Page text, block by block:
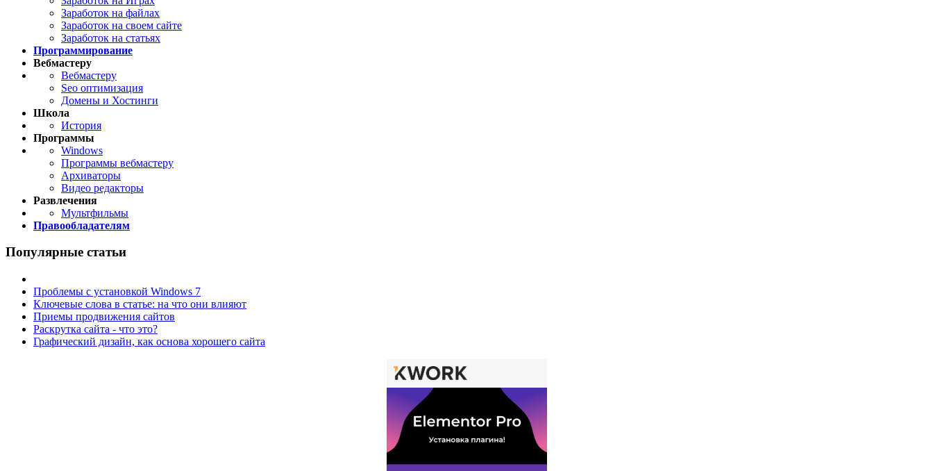
Заработок на файлах
Заработок на своем сайте
Заработок на статьях
Программирование
Вебмастеру
Вебмастеру
Seo оптимизация
Домены и Хостинги
Школа
История
Программы
Windows
Программы вебмастеру
Архиваторы
Видео редакторы
Развлечения
Мультфильмы
Правообладателям
Популярные статьи
Проблемы с установкой Windows 7
Ключевые слова в статье: на что они влияют
Приемы продвижения сайтов
Раскрутка сайта - что это?
Графический дизайн, как основа хорошего сайта